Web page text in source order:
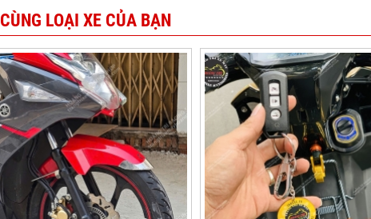
CÙNG LOẠI XE CỦA BẠN